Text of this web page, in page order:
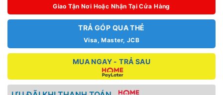
Giao Tận Nơi Hoặc Nhận Tại Cửa Hàng
TRẢ GÓP QUA THẺ
Visa, Master, JCB
MUA NGAY - TRẢ SAU